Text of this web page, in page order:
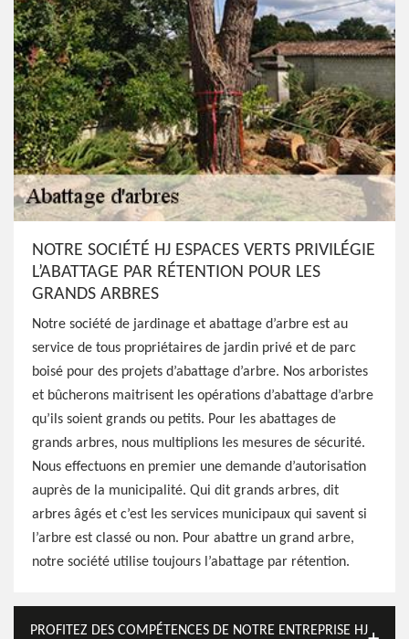
NOTRE SOCIÉTÉ HJ ESPACES VERTS PRIVILÉGIE
L’ABATTAGE PAR RÉTENTION POUR LES
GRANDS ARBRES
Notre société de jardinage et abattage d’arbre est au
service de tous propriétaires de jardin privé et de parc
boisé pour des projets d’abattage d’arbre. Nos arboristes
et bûcherons maitrisent les opérations d’abattage d’arbre
qu’ils soient grands ou petits. Pour les abattages de
grands arbres, nous multiplions les mesures de sécurité.
Nous effectuons en premier une demande d’autorisation
auprès de la municipalité. Qui dit grands arbres, dit
arbres âgés et c’est les services municipaux qui savent si
l’arbre est classé ou non. Pour abattre un grand arbre,
notre société utilise toujours l’abattage par rétention.
PROFITEZ DES COMPÉTENCES DE NOTRE ENTREPRISE HJ